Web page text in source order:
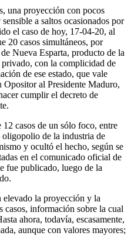
una proyección con pocos
a saltos ocasionados por
el caso de hoy, 17-04-20, al
20 casos simultáneos, por
Nueva Esparta, producto de la
con la complicidad de
de ese estado, que vale
Opositor al Presidente Maduro,
cumplir el decreto de
casos de un sólo foco, entre
de la industria de
y ocultó el hecho, según se
en el comunicado oficial de
fue publicado, luego de la
elevado la proyección y la
casos, información sobre la cual
ahora, todavía, escasamente,
aunque con valores mayores;